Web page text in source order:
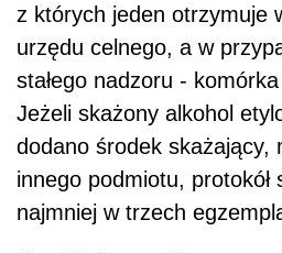
z których jeden otrzymuje
urzędu celnego, a w
stałego nadzoru -
Jeżeli skażony alkohol
dodano środek skażający,
innego podmiotu, protokół
najmniej w trzech